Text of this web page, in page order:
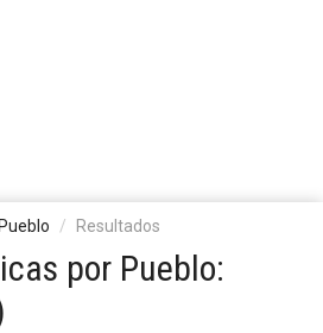
Resultados
por Pueblo: